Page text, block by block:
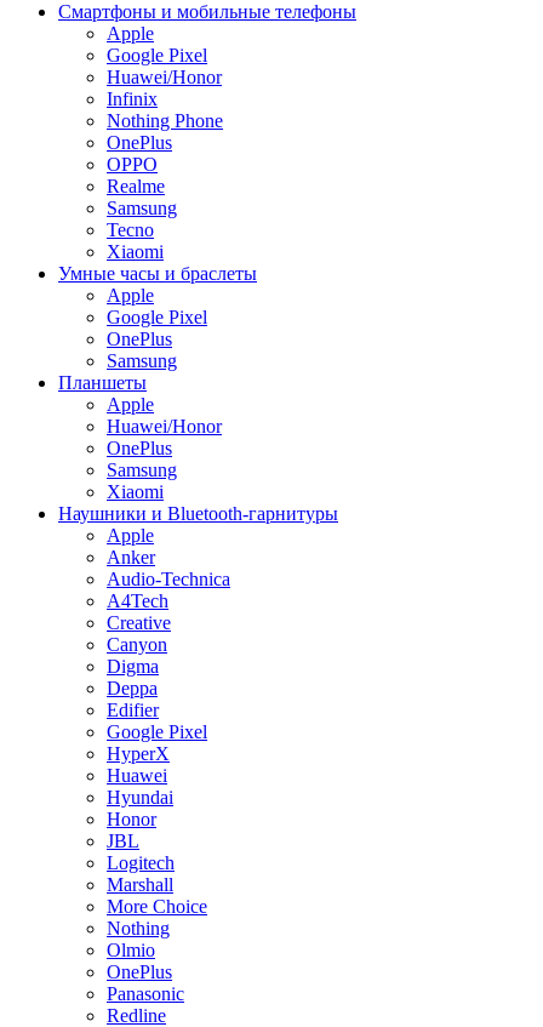
Смартфоны и мобильные телефоны
Apple
Google Pixel
Huawei/Honor
Infinix
Nothing Phone
OnePlus
OPPO
Realme
Samsung
Tecno
Xiaomi
Умные часы и браслеты
Apple
Google Pixel
OnePlus
Samsung
Планшеты
Apple
Huawei/Honor
OnePlus
Samsung
Xiaomi
Наушники и Bluetooth-гарнитуры
Apple
Anker
Audio-Technica
A4Tech
Creative
Canyon
Digma
Deppa
Edifier
Google Pixel
HyperX
Huawei
Hyundai
Honor
JBL
Logitech
Marshall
More Choice
Nothing
Olmio
OnePlus
Panasonic
Redline